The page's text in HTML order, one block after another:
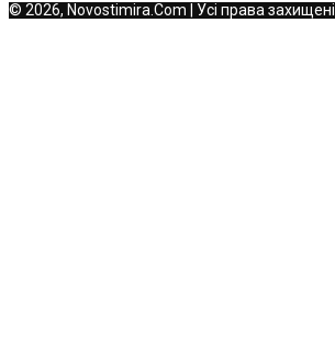
© 2026, Novostimira.Com | Усі права захищені